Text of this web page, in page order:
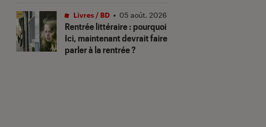
Rentrée littéraire : pourquoi
Ici, maintenant devrait faire
parler à la rentrée ?
Livres / BD • 05 août. 2026